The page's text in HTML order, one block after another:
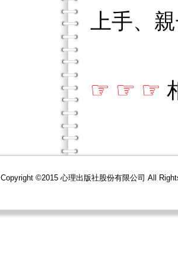
上手、
☞ ☞ ☞
Copyright ©2015 心理出版社股份有限公司 All